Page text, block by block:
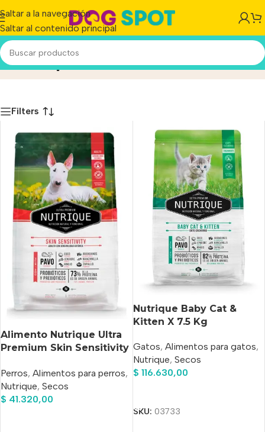
Saltar a la navegación
Saltar al contenido principal
NutriqueInicio/Producto
Filters
Alimento Nutrique Ultra
Premium Skin Sensitivity
Pavo En Bolsa De 3 kg
Perros, Alimentos para perros,
Nutrique, Secos
$ 41.320,00
Nutrique Baby Cat &
Kitten X 7.5 Kg
Gatos, Alimentos para gatos,
Nutrique, Secos
$ 116.630,00
SKU: 03733